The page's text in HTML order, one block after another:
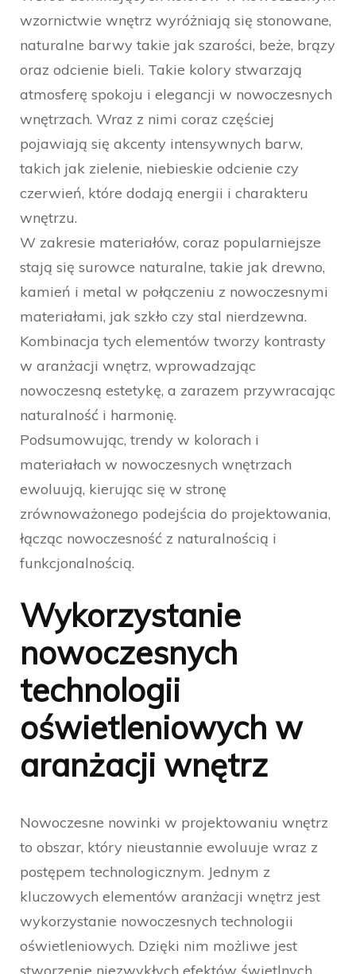
wzornictwie wnętrz wyróżniają się stonowane,
naturalne barwy takie jak szarości, beże, brązy
oraz odcienie bieli. Takie kolory stwarzają
atmosferę spokoju i elegancji w nowoczesnych
wnętrzach. Wraz z nimi coraz częściej
pojawiają się akcenty intensywnych barw,
takich jak zielenie, niebieskie odcienie czy
czerwień, które dodają energii i charakteru
wnętrzu.
W zakresie materiałów, coraz popularniejsze
stają się surowce naturalne, takie jak drewno,
kamień i metal w połączeniu z nowoczesnymi
materiałami, jak szkło czy stal nierdzewna.
Kombinacja tych elementów tworzy kontrasty
w aranżacji wnętrz, wprowadzając
nowoczesną estetykę, a zarazem przywracając
naturalność i harmonię.
Podsumowując, trendy w kolorach i
materiałach w nowoczesnych wnętrzach
ewoluują, kierując się w stronę
zrównoważonego podejścia do projektowania,
łącząc nowoczesność z naturalnością i
funkcjonalnością.
Wykorzystanie
nowoczesnych
technologii
oświetleniowych w
aranżacji wnętrz
Nowoczesne nowinki w projektowaniu wnętrz
to obszar, który nieustannie ewoluuje wraz z
postępem technologicznym. Jednym z
kluczowych elementów aranżacji wnętrz jest
wykorzystanie nowoczesnych technologii
oświetleniowych. Dzięki nim możliwe jest